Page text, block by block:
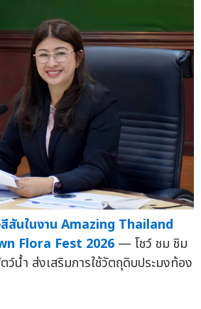
สีสันในงาน Amazing Thailand
Flora Fest 2026 — โชว์ ชม ชิม
น้ำ ส่งเสริมการใช้วัตถุดิบประมงท้อง